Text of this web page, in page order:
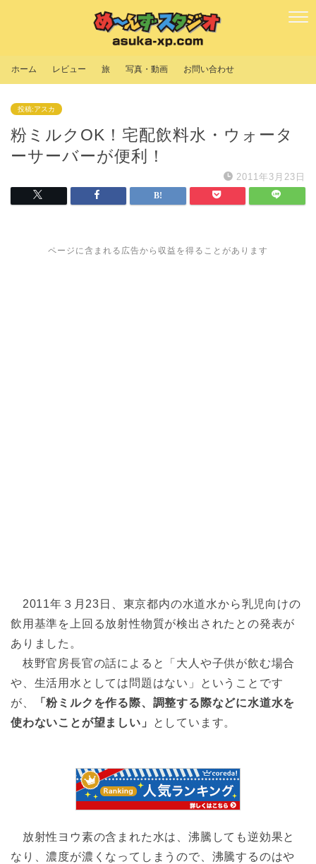
ホーム レビュー 旅 写真・動画 お問い合わせ
投稿:アスカ
粉ミルクOK！宅配飲料水・ウォータ
ーサーバーが便利！
2011年3月23日
ページに含まれる広告から収益を得ることがあります
2011年３月23日、東京都内の水道水から乳児向けの
飲用基準を上回る放射性物質が検出されたとの発表が
ありました。
枝野官房長官の話によると「大人や子供が飲む場合
や、生活用水としては問題はない」ということです
が、
「粉ミルクを作る際、調整する際などに水道水を
使わないことが望ましい」
としています。
放射性ヨウ素の含まれた水は、沸騰しても逆効果と
なり、濃度が濃くなってしまうので、沸騰するのはや